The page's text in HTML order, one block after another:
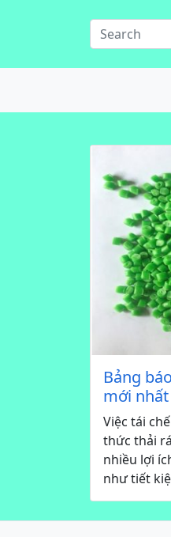
Bảng
mới
Việc tái
thức thải
nhiều lợi
như tiết